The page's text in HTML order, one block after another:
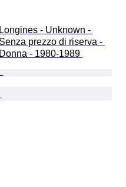
Longines - Unknown -
Senza prezzo di riserva -
Donna - 1980-1989